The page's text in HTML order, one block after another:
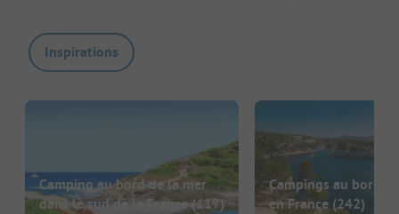
Inspirations
Camping au bord de la mer
dans le sud de la France(117)
Campings au bord
en France (242)